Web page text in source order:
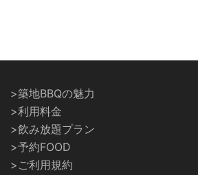
>築地BBQの魅力
>利用料金
>飲み放題プラン
>予約FOOD
>ご利用規約